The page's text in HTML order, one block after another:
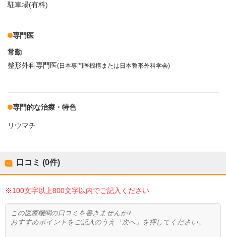
駐車場(有料)
専門医
常勤
整形外科専門医(日本専門医機構または日本整形外科学会)
専門的な治療・特色
リウマチ
口コミ (0件)
※100文字以上800文字以内でご記入ください